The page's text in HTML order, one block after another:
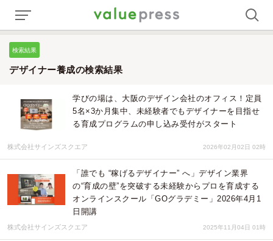
検索結果
デザイナー養成の検索結果
学びの場は、大阪のデザイン会社のオフィス！定員
5名×3か月集中、未経験者でもデザイナーを目指せ
る育成プログラムの申し込み受付がスタート
株式会社サインズスクエア 2026年02月02日 02時
「誰でも “稼げるデザイナー” へ」デザイン業界
の“育成の壁”を突破する未経験からプロを育成する
オンラインスクール「GOグラデミー」2026年4月1
日開講
株式会社サインズスクエア 2025年11月04日 01時